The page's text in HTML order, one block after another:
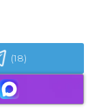
(18)